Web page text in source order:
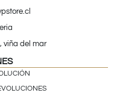
viña del mar